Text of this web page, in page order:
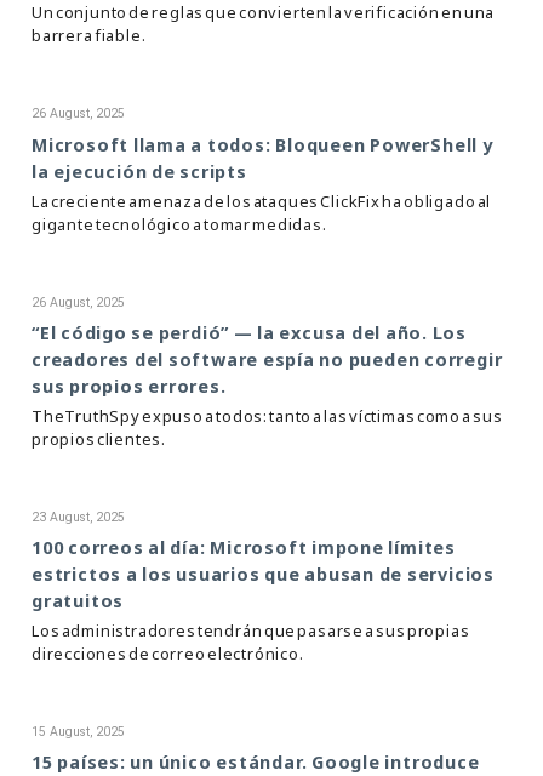
Un conjunto de reglas que convierten la verificación en una
barrera fiable.
26 August, 2025
Microsoft llama a todos: Bloqueen PowerShell y
la ejecución de scripts
La creciente amenaza de los ataques ClickFix ha obligado al
gigante tecnológico a tomar medidas.
26 August, 2025
“El código se perdió” — la excusa del año. Los
creadores del software espía no pueden corregir
sus propios errores.
TheTruthSpy expuso a todos: tanto a las víctimas como a sus
propios clientes.
23 August, 2025
100 correos al día: Microsoft impone límites
estrictos a los usuarios que abusan de servicios
gratuitos
Los administradores tendrán que pasarse a sus propias
direcciones de correo electrónico.
15 August, 2025
15 países: un único estándar. Google introduce